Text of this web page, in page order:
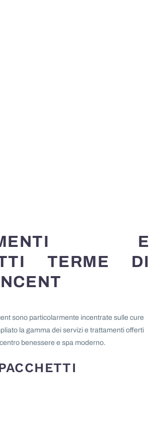
E
TERME DI
sono particolarmente incentrate sulle cure
la gamma dei servizi e trattamenti offerti
benessere e spa moderno.